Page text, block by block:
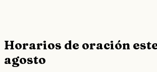
Horarios de oración
agosto